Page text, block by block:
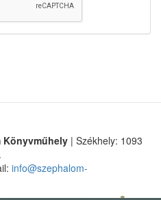
Könyvműhely | Székhely: 1093
info@szephalom-